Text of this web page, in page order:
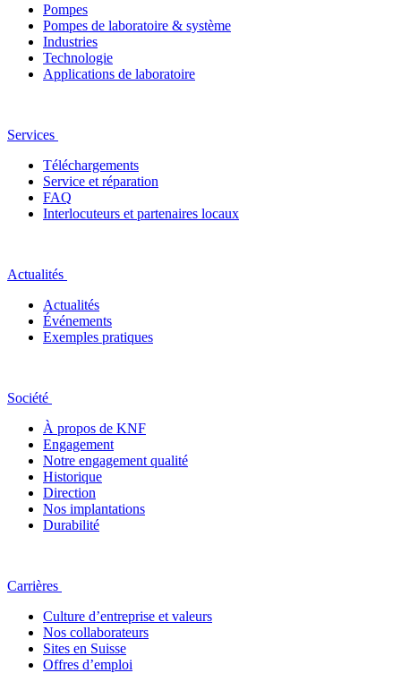
Pompes
Pompes de laboratoire & système
Industries
Technologie
Applications de laboratoire
Services
Téléchargements
Service et réparation
FAQ
Interlocuteurs et partenaires locaux
Actualités
Actualités
Événements
Exemples pratiques
Société
À propos de KNF
Engagement
Notre engagement qualité
Historique
Direction
Nos implantations
Durabilité
Carrières
Culture d’entreprise et valeurs
Nos collaborateurs
Sites en Suisse
Offres d’emploi